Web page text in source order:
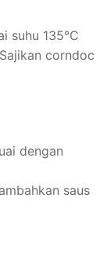
suhu 135°C
corndoc
dengan
saus